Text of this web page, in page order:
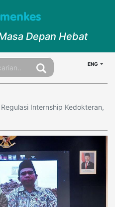
Depan Hebat
ENG
Internship Kedokteran,